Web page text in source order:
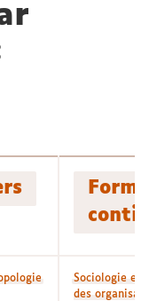
Sociologie et
des